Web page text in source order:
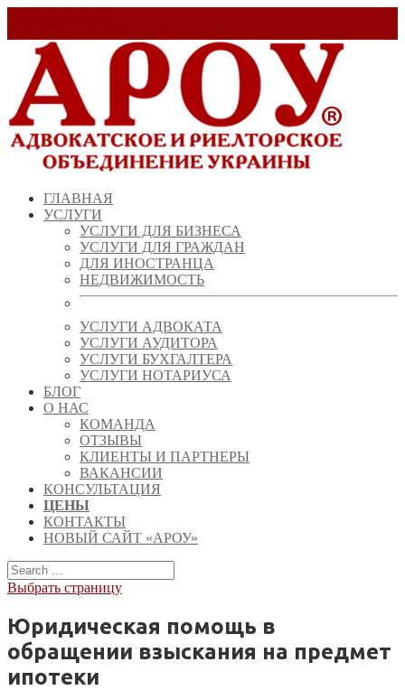
ГЛАВНАЯ
УСЛУГИ
УСЛУГИ ДЛЯ БИЗНЕСА
УСЛУГИ ДЛЯ ГРАЖДАН
ДЛЯ ИНОСТРАНЦА
НЕДВИЖИМОСТЬ
УСЛУГИ АДВОКАТА
УСЛУГИ АУДИТОРА
УСЛУГИ БУХГАЛТЕРА
УСЛУГИ НОТАРИУСА
БЛОГ
О НАС
КОМАНДА
ОТЗЫВЫ
КЛИЕНТЫ И ПАРТНЕРЫ
ВАКАНСИИ
КОНСУЛЬТАЦИЯ
ЦЕНЫ
КОНТАКТЫ
НОВЫЙ САЙТ «АРОУ»
Выбрать страницу
Юридическая помощь в
обращении взыскания на предмет
ипотеки